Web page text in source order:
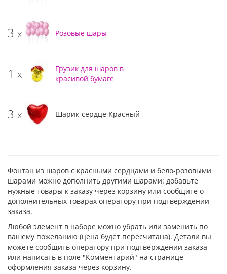
3 x Розовые шары
1 x
Грузик для шаров в
красивой бумаге
3 x Шарик-сердце Красный
Фонтан из шаров с красными сердцами и бело-розовыми
шарами можно дополнить другими шарами: добавьте
нужные товары к заказу через корзину или сообщите о
дополнительных товарах оператору при подтверждении
заказа.
Любой элемент в наборе можно убрать или заменить по
вашему пожеланию (цена будет пересчитана). Детали вы
можете сообщить оператору при подтверждении заказа
или написать в поле "Комментарий" на странице
оформления заказа через корзину.